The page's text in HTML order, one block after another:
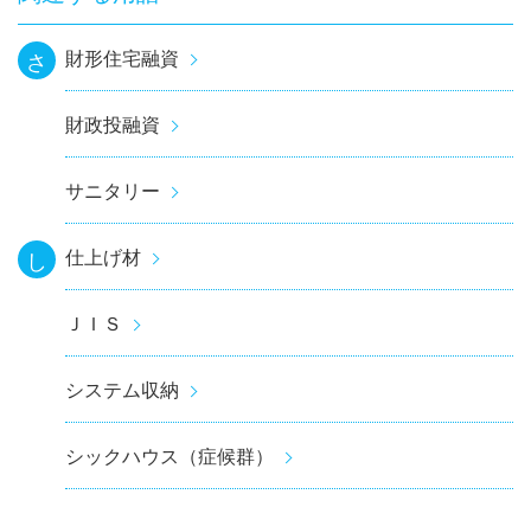
さ 財形住宅融資
財政投融資
サニタリー
し 仕上げ材
ＪＩＳ
システム収納
シックハウス（症候群）